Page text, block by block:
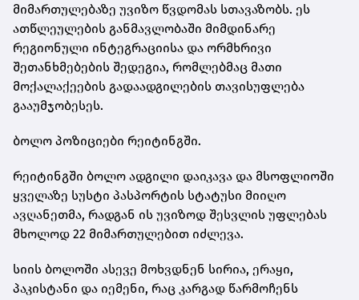
მიმართულებაზე უვიზო წვდომას სთავაზობს. ეს
ათწლეულების განმავლობაში მიმდინარე
რეგიონული ინტეგრაციისა და ორმხრივი
შეთანხმებების შედეგია, რომლებმაც მათი
მოქალაქეების გადაადგილების თავისუფლება
გააუმჯობესეს.
ბოლო პოზიციები რეიტინგში.
რეიტინგში ბოლო ადგილი დაიკავა და მსოფლიოში
ყველაზე სუსტი პასპორტის სტატუსი მიიღო
ავღანეთმა, რადგან ის უვიზოდ შესვლის უფლებას
მხოლოდ 22 მიმართულებით იძლევა.
სიის ბოლოში ასევე მოხვდნენ სირია, ერაყი,
პაკისტანი და იემენი, რაც კარგად წარმოჩენს